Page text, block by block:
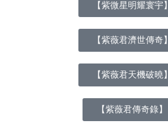
【紫微星明耀寰宇】
【紫薇君濟世傳奇】
【紫薇君天機破曉】
【紫薇君傳奇錄】